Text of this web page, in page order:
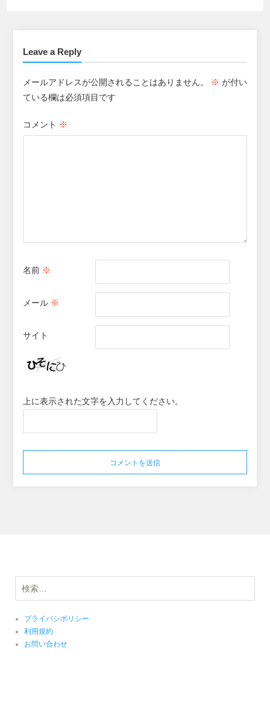
Leave a Reply
メールアドレスが公開されることはありません。 ※ が付い
ている欄は必須項目です
コメント ※
名前 ※
メール ※
サイト
上に表示された文字を入力してください。
索:
プライバシポリシー
利用規約
お問い合わせ